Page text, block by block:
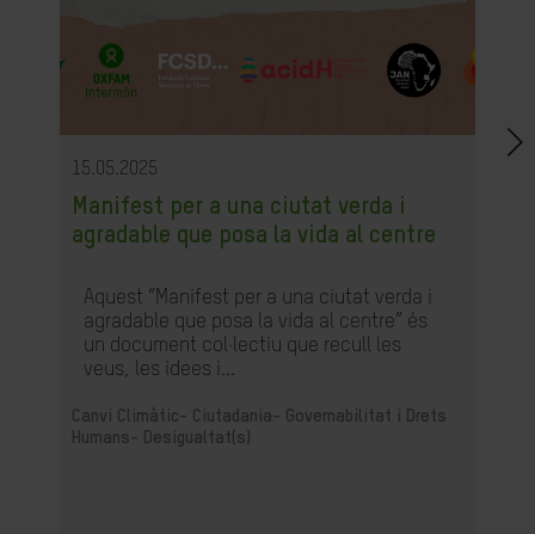
15.05.2025
Manifest per a una ciutat verda i
agradable que posa la vida al centre
Aquest “Manifest per a una ciutat verda i
agradable que posa la vida al centre” és
un document col·lectiu que recull les
veus, les idees i...
Canvi Climàtic-
Ciutadania- Governabilitat i Drets
Humans-
Desigualtat(s)